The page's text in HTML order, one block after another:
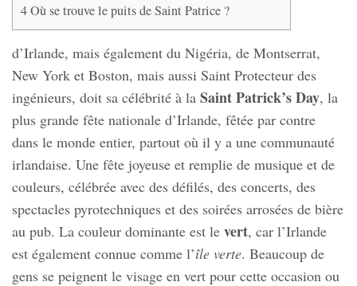
4Où se trouve le puits de Saint Patrice ?
d’Irlande, mais également du Nigéria, de Montserrat,
New York et Boston, mais aussi Saint Protecteur des
ingénieurs, doit sa célébrité à la Saint Patrick’s Day, la
plus grande fête nationale d’Irlande, fêtée par contre
dans le monde entier, partout où il y a une communauté
irlandaise. Une fête joyeuse et remplie de musique et de
couleurs, célébrée avec des défilés, des concerts, des
spectacles pyrotechniques et des soirées arrosées de bière
au pub. La couleur dominante est le vert, car l’Irlande
est également connue comme l’île verte. Beaucoup de
gens se peignent le visage en vert pour cette occasion ou